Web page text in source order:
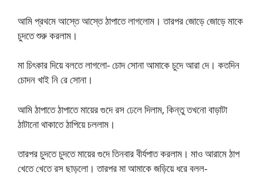
আমি প্রথমে আস্তে আস্তে ঠাপাতে লাগলোম। তারপর জোড়ে জোড়ে মাকে
চুদতে শুরু করলাম।
মা চিৎকার দিয়ে বলতে লাগলো- চোদ সোনা আমাকে চুদে আরা দে। কতদিন
চোদন খাই নি রে সোনা।
আমি ঠাপাতে ঠাপাতে মায়ের গুদে রস ঢেলে দিলাম, কিন্তু তখনো বাড়াটা
ঠাটানো থাকাতে ঠাপিয়ে চললাম।
তারপর চুদতে চুদতে মায়ের গুদে তিনবার বীর্যপাত করলাম। মাও আরামে ঠাপ
খেতে খেতে রস ছাড়লো। তারপর মা আমাকে জড়িয়ে ধরে বলল-